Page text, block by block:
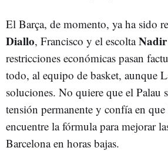
El Barça, de momento, ya ha sido
Diallo, Francisco y el escolta
restricciones económicas pasan
todo, al equipo de basket, aunque
soluciones. No quiere que el Palau
tensión permanente y confía en
encuentre la fórmula para mejorar
Barcelona en horas bajas.